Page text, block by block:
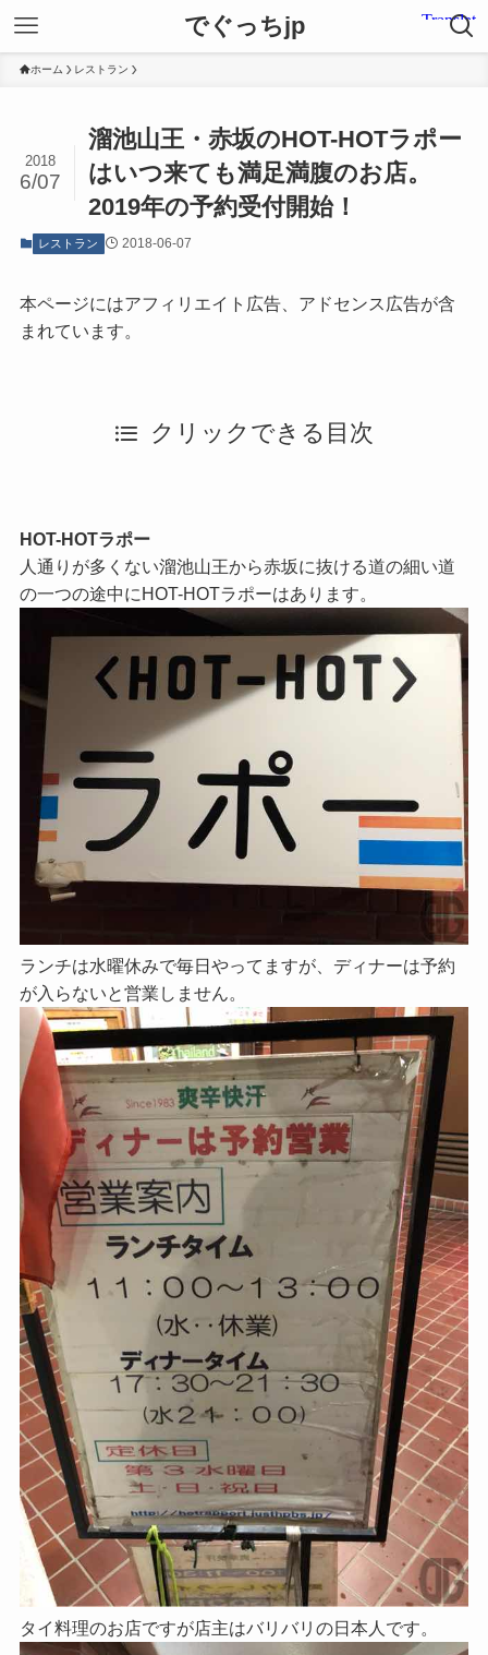
でぐっちjp
ホーム レストラン
溜池山王・赤坂のHOT-HOTラポー
はいつ来ても満足満腹のお店。
2019年の予約受付開始！
2018
6/07
レストラン 2018-06-07
本ページにはアフィリエイト広告、アドセンス広告が含
まれています。
クリックできる目次
HOT-HOTラポー
人通りが多くない溜池山王から赤坂に抜ける道の細い道
の一つの途中にHOT-HOTラポーはあります。
ランチは水曜休みで毎日やってますが、ディナーは予約
が入らないと営業しません。
タイ料理のお店ですが店主はバリバリの日本人です。